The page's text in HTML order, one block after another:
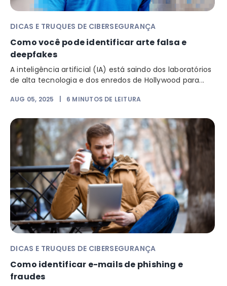
DICAS E TRUQUES DE CIBERSEGURANÇA
Como você pode identificar arte falsa e
deepfakes
A inteligência artificial (IA) está saindo dos laboratórios
de alta tecnologia e dos enredos de Hollywood para...
AUG 05, 2025 6 MINUTOS DE LEITURA
DICAS E TRUQUES DE CIBERSEGURANÇA
Como identificar e-mails de phishing e
fraudes